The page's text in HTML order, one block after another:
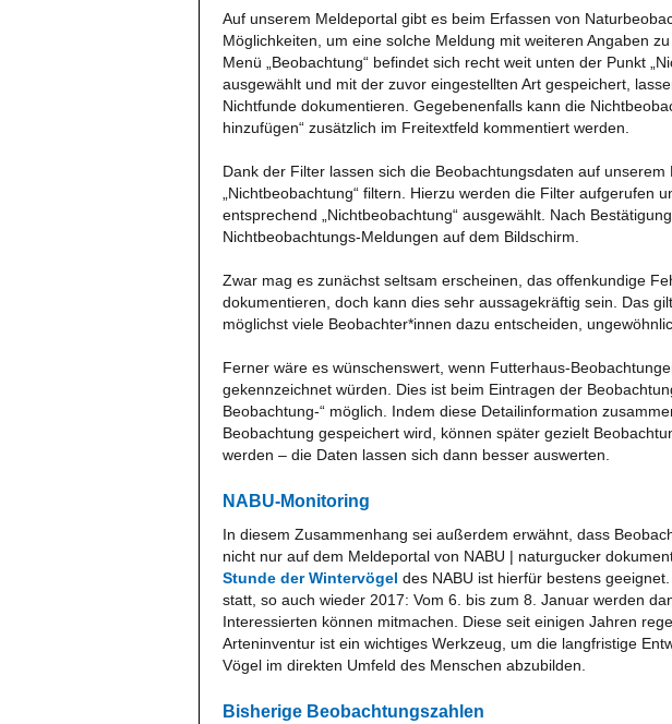
Auf unserem Meldeportal gibt es beim Erfassen von
Möglichkeiten, um eine solche Meldung mit weiteren Angaben
Menü „Beobachtung“ befindet sich recht weit unten der Punkt
ausgewählt und mit der zuvor eingestellten Art gespeichert,
Nichtfunde dokumentieren. Gegebenenfalls kann die
hinzufügen“ zusätzlich im Freitextfeld kommentiert werden.
Dank der Filter lassen sich die Beobachtungsdaten auf unserem
„Nichtbeobachtung“ filtern. Hierzu werden die Filter aufgerufen
entsprechend „Nichtbeobachtung“ ausgewählt. Nach
Nichtbeobachtungs-Meldungen auf dem Bildschirm.
Zwar mag es zunächst seltsam erscheinen, das offenkundige
dokumentieren, doch kann dies sehr aussagekräftig sein. Das
möglichst viele Beobachter*innen dazu entscheiden,
Ferner wäre es wünschenswert, wenn Futterhaus-
gekennzeichnet würden. Dies ist beim Eintragen der
Beobachtung-“ möglich. Indem diese Detailinformation
Beobachtung gespeichert wird, können später gezielt
werden – die Daten lassen sich dann besser auswerten.
NABU-Monitoring
In diesem Zusammenhang sei außerdem erwähnt, dass
nicht nur auf dem Meldeportal von NABU | naturgucker
Stunde der Wintervögel des NABU ist hierfür bestens
statt, so auch wieder 2017: Vom 6. bis zum 8. Januar werden
Interessierten können mitmachen. Diese seit einigen Jahren
Arteninventur ist ein wichtiges Werkzeug, um die langfristige
Vögel im direkten Umfeld des Menschen abzubilden.
Bisherige Beobachtungszahlen